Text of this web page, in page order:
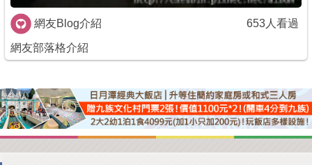
網友Blog介紹 653人看過
網友部落格介紹